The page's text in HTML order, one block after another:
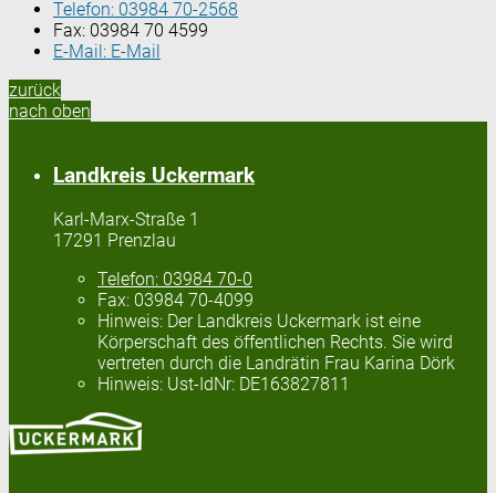
Telefon: 03984 70-2568
Fax: 03984 70 4599
E-Mail: E-Mail
zurück
nach oben
Landkreis Uckermark
Karl-Marx-Straße 1
17291 Prenzlau
Telefon: 03984 70-0
Fax: 03984 70-4099
Hinweis: Der Landkreis Uckermark ist eine
Körperschaft des öffentlichen Rechts. Sie wird
vertreten durch die Landrätin Frau Karina Dörk
Hinweis: Ust-IdNr: DE163827811